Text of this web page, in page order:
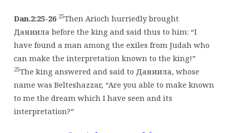
Dan.2:25-26 25Then Arioch hurriedly brought
Даниила before the king and said thus to him: “I
have found a man among the exiles from Judah who
can make the interpretation known to the king!”
25The king answered and said to Даниила, whose
name was Belteshazzar, “Are you able to make known
to me the dream which I have seen and its
interpretation?”